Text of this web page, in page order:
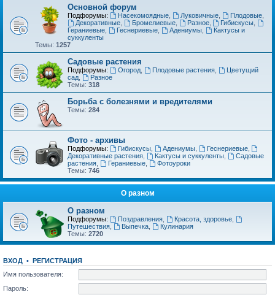
Основной форум
Подфорумы: Насекомоядные, Луковичные, Плодовые,
Декоративные, Бромелиевые, Разное, Гибискусы
Гераниевые
Геснериевые, Адениумы,
Кактусы и
суккуленты
Темы: 1257
Садовые растения
Подфорумы: Огород, Плодовые растения,
Цветущий
сад
Разное
Темы: 318
Борьба с болезнями и вредителями
Темы: 284
Фото - архивы
Подфорумы: Гибискусы, Адениумы, Геснериевые,
Декоративные растения
Кактусы и суккуленты,
Садовые
растения
Гераниевые,
Фотоуроки
Темы: 746
О разном
О разном
Подфорумы: Поздравления, Красота, здоровье,
Путешествия
Выпечка,
Кулинария
Темы: 2720
ВХОД • РЕГИСТРАЦИЯ
Имя пользователя:
Пароль: